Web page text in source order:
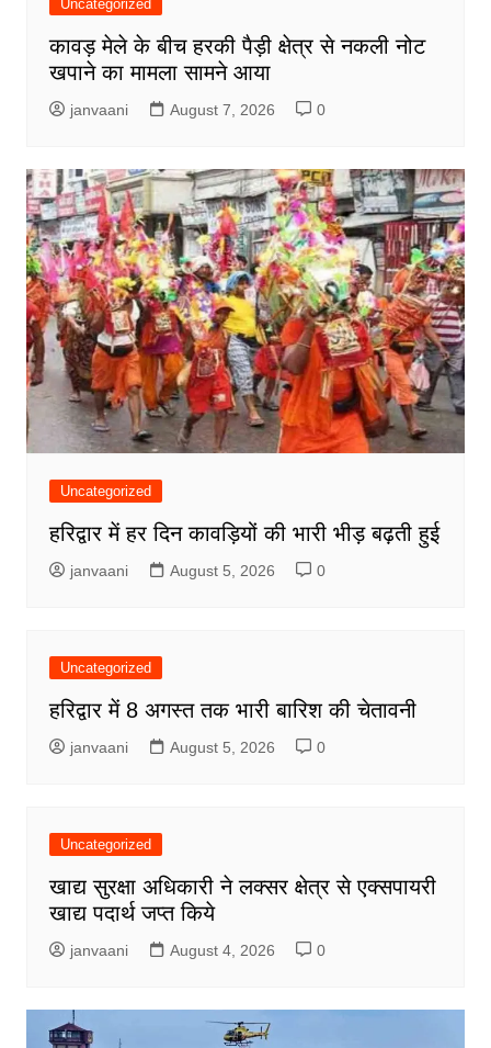
Uncategorized
कावड़ मेले के बीच हरकी पैड़ी क्षेत्र से नकली नोट
खपाने का मामला सामने आया
janvaani August 7, 2026 0
Uncategorized
हरिद्वार में हर दिन कावड़ियों की भारी भीड़ बढ़ती हुई
janvaani August 5, 2026 0
Uncategorized
हरिद्वार में 8 अगस्त तक भारी बारिश की चेतावनी
janvaani August 5, 2026 0
Uncategorized
खाद्य सुरक्षा अधिकारी ने लक्सर क्षेत्र से एक्सपायरी
खाद्य पदार्थ जप्त किये
janvaani August 4, 2026 0